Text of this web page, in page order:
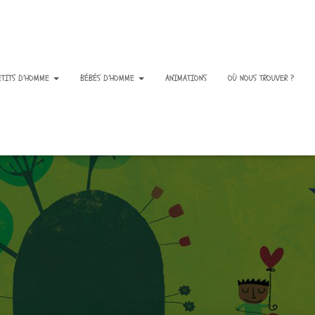
D’HOMME BÉBÉS D’HOMME ANIMATIONS OÙ NOUS TROUVER ?